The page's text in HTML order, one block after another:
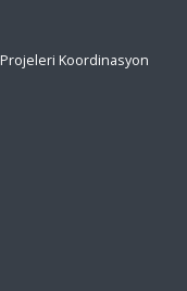
Koordinasyon